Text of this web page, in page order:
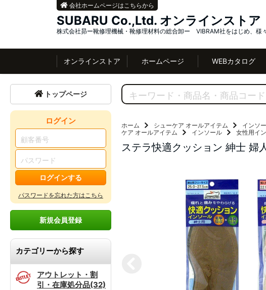
SUBARU Co.,Ltd. オンラインストア
株式会社昴ー靴修理機械・靴修理材料の総合卸ー VIBRAM社をはじめ、様
会社ホームページはこちらから
オンラインストア ホームページ WEBカタログ
トップページ
ログイン
ログインする
パスワードを忘れた方はこちら
新規会員登録
カテゴリーから探す
アウトレット・割
引・在庫処分品(32)
ホーム シューケア オールアイテム インソ
ケア オールアイテム
インソール 女性用イ
ステラ快適クッション 紳士 婦